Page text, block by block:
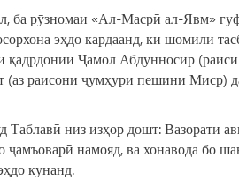
ба рӯзномаи «Ал-Масрӣ ал-Явм»
эҳдо кардаанд, ки шомили
қадрдонии Ҷамол Абдунносир
раисони ҷумҳури пешини Миср)
низ изҳор дошт: Вазорати
намояд, ва хонавода бо
кунанд.